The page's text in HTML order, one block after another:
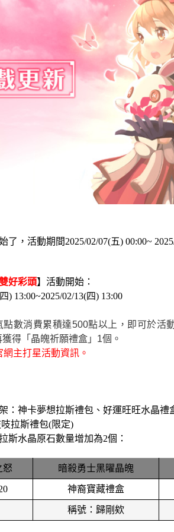
了，活動期間2025/02/07(五) 00:00~
好彩頭】活動開始：
) 13:00~2025/02/13(四) 13:00
點數消費累積達500點以上，即可於
得「晶魄祈願禮盒」1個。
主打星活動資訊。
： 神卡夢想拉斯禮包、好運旺旺水晶禮
拉斯禮包(限定)
斯水晶原石數量增加為2個：
怒 暗殺勇士黑曜晶魄
神裔寶藏禮盒
稱號：歸剛欸